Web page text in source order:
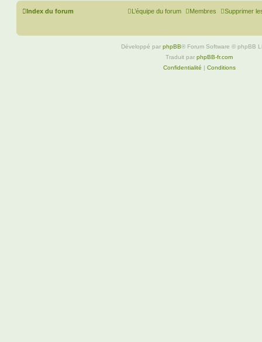
Index du forum Supprimer
Membres
L’équipe du forum
Développé par phpBB® Forum Software © phpBB
Traduit par phpBB-fr.com
Confidentialité | Conditions